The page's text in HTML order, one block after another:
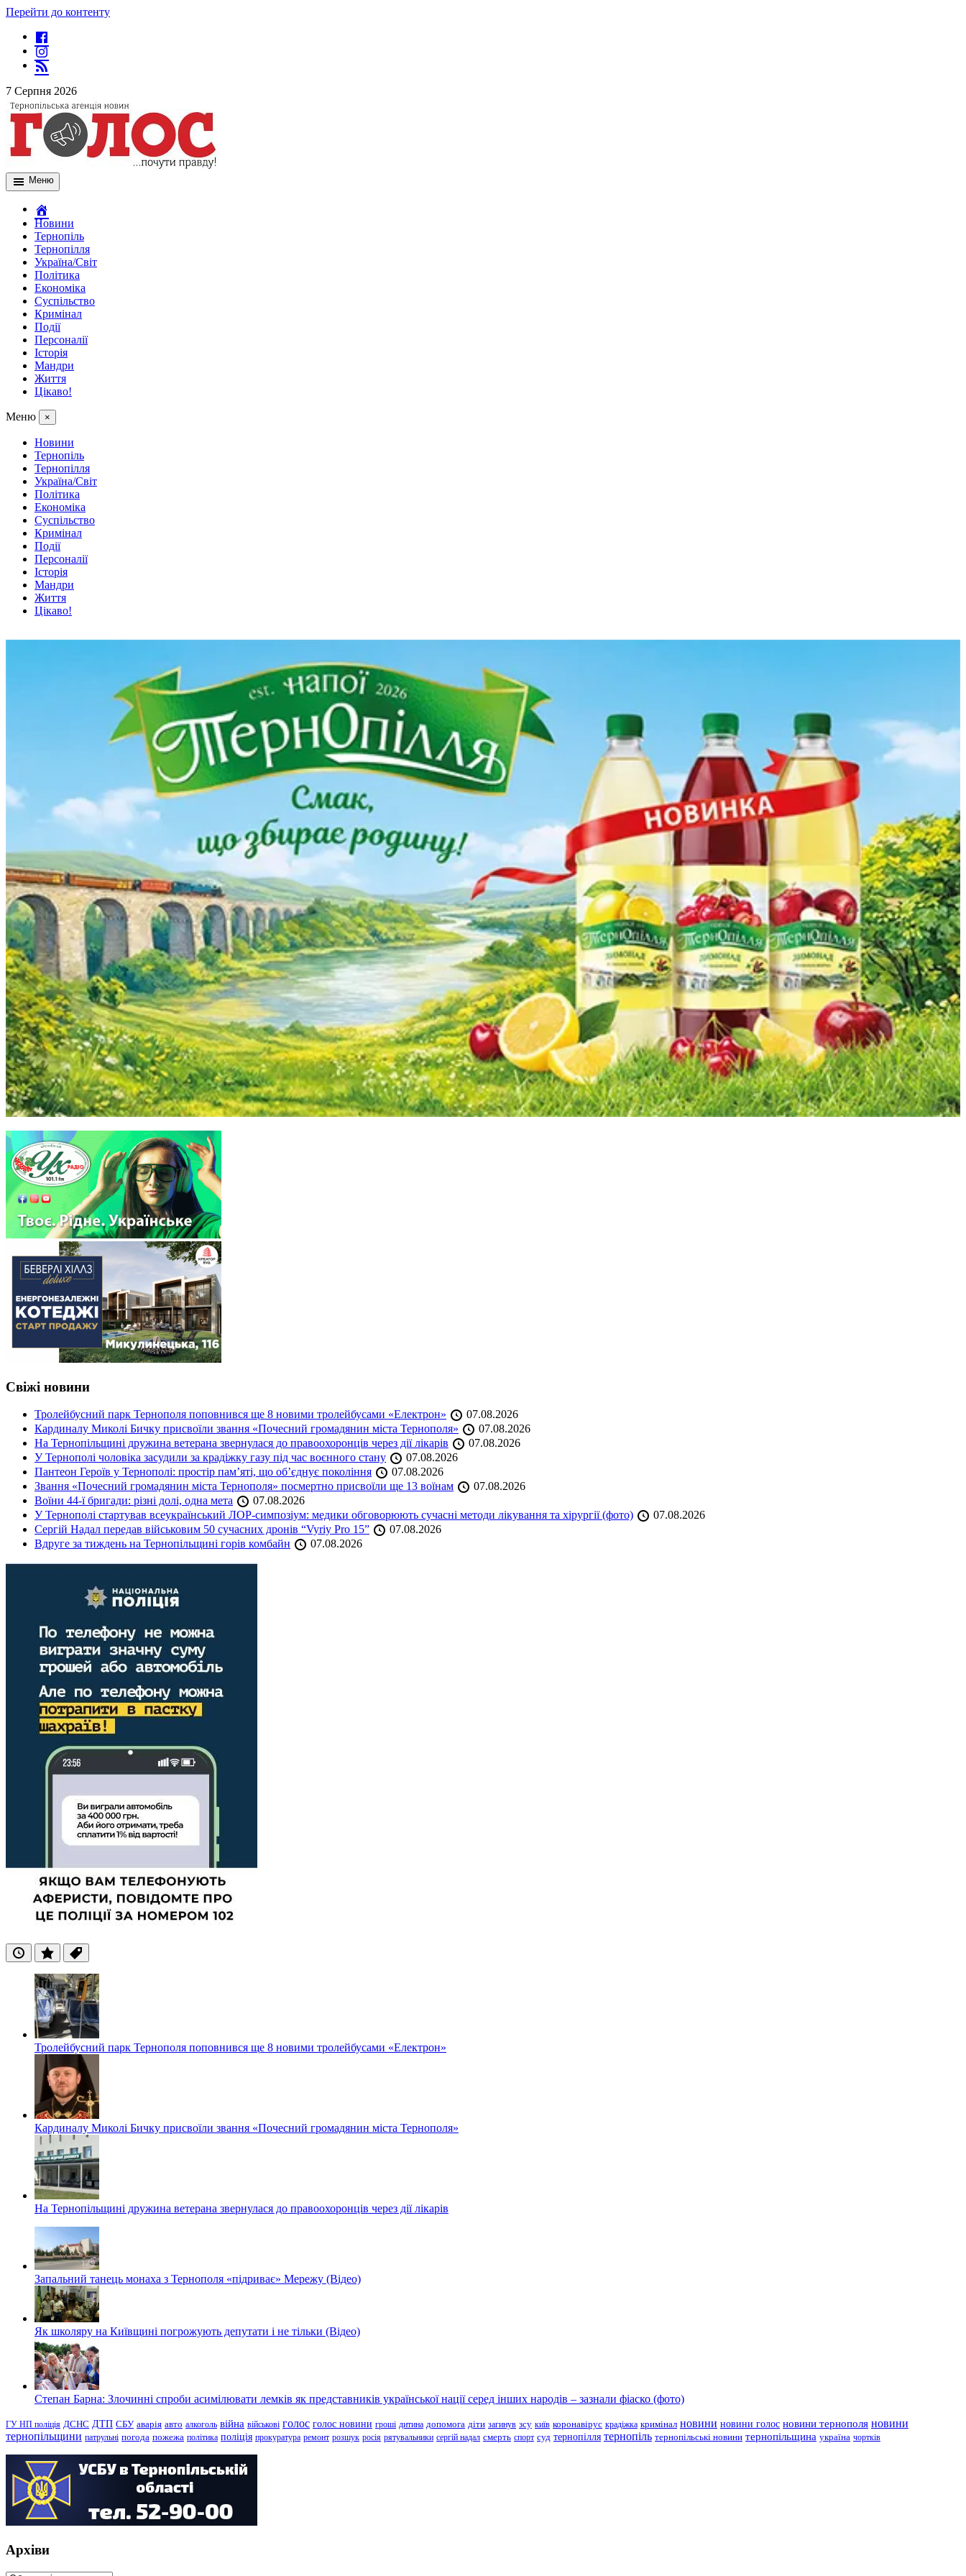
Перейти до контенту
7 Серпня 2026
Меню
Новини
Тернопіль
Тернопілля
Україна/Світ
Політика
Економіка
Суспільство
Кримінал
Події
Персоналії
Історія
Мандри
Життя
Цікаво!
Меню ×
Новини
Тернопіль
Тернопілля
Україна/Світ
Політика
Економіка
Суспільство
Кримінал
Події
Персоналії
Історія
Мандри
Життя
Цікаво!
Свіжі новини
Тролейбусний парк Тернополя поповнився ще 8 новими тролейбусами «Електрон»
07.08.2026
Кардиналу Миколі Бичку присвоїли звання «Почесний громадянин міста Тернополя»
07.08.2026
На Тернопільщині дружина ветерана звернулася до правоохоронців через дії лікарів
07.08.2026
У Тернополі чоловіка засудили за крадіжку газу під час воєнного стану
07.08.2026
Пантеон Героїв у Тернополі: простір пам’яті, що об’єднує покоління
07.08.2026
Звання «Почесний громадянин міста Тернополя» посмертно присвоїли ще 13 воїнам
07.08.2026
Воїни 44-ї бригади: різні долі, одна мета
07.08.2026
У Тернополі стартував всеукраїнський ЛОР-симпозіум: медики обговорюють сучасні методи лікування та хірургії (фото)
07.08.2026
Сергій Надал передав військовим 50 сучасних дронів “Vyriy Pro 15”
07.08.2026
Вдруге за тиждень на Тернопільщині горів комбайн
07.08.2026
ОстанніПопулярні
Теги
Тролейбусний парк Тернополя поповнився ще 8 новими тролейбусами «Електрон»
Кардиналу Миколі Бичку присвоїли звання «Почесний громадянин міста Тернополя»
На Тернопільщині дружина ветерана звернулася до правоохоронців через дії лікарів
Запальний танець монаха з Тернополя «підриває» Мережу (Відео)
Як школяру на Київщині погрожують депутати і не тільки (Відео)
Степан Барна: Злочинні спроби асимілювати лемків як представників української нації серед інших народів – зазнали фіаско (фото)
ГУ НП поліція ДСНС ДТП СБУ аварія авто алкоголь війна військові голос голос новини гроші дитина допомога діти загинув зсу київ коронавірус крадіжка кримінал новини новини голос новини тернополя новини
тернопільщини патрульні погода пожежа політика поліція прокуратура ремонт розшук росія рятувальники сергій надал смерть спорт суд тернопілля тернопіль тернопільські новини тернопільщина україна чортків
Архіви